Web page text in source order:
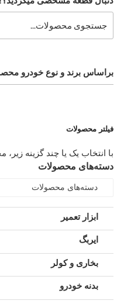
براساس برند و نوع خودرو
فیلتر محصولات
با انتخاب یک یا چند گزینه
دسته‌های محصولات
دسته‌های محصولات
ابزار تعمیر
ایربگ
بخاری و کولر
بدنه خودرو